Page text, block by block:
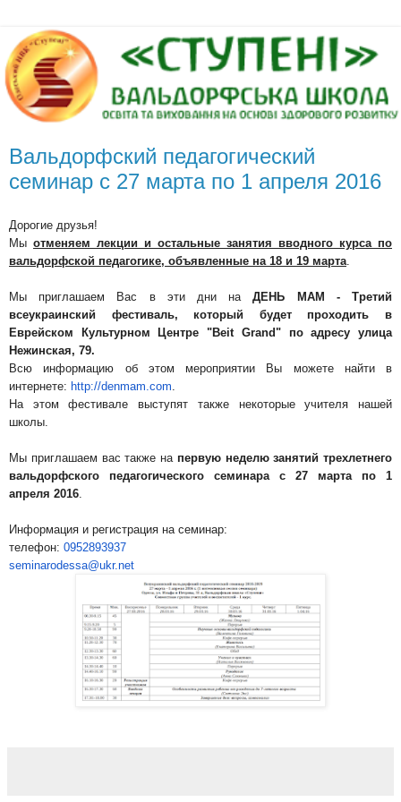
Вальдорфский педагогический
семинар с 27 марта по 1 апреля 2016
Дорогие друзья!
Мы отменяем лекции и остальные занятия вводного курса по
вальдорфской педагогике, объявленные на 18 и 19 марта.
Мы приглашаем Вас в эти дни наДЕНЬ МАМ - Третий
всеукраинский фестиваль, который будет проходить в
Еврейском Культурном Центре "Beit Grand" по адресу улица
Нежинская, 79.
Всю информацию об этом мероприятии Вы можете найти в
интернете: http://denmam.com.
На этом фестивале выступят также некоторые учителя нашей
школы.
Мы приглашаем вас также на первую неделю занятий трехлетнего
вальдорфского педагогического семинара с 27 марта по 1
апреля 2016.
Информация и регистрация на семинар:
телефон: 0952893937
seminarodessa@ukr.net